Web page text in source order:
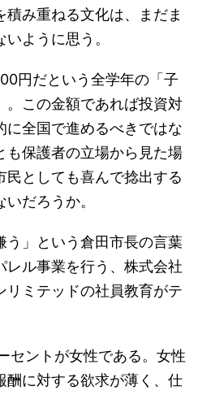
み重ねる文化は、まだま
ように思う。
円だという全学年の「子
。この金額であれば投資対
に全国で進めるべきではな
も保護者の立場から見た場
としても喜んで捻出する
だろうか。
」という倉田市長の言葉
レル事業を行う、株式会社
リミテッドの社員教育がテ
ントが女性である。女性
酬に対する欲求が薄く、仕